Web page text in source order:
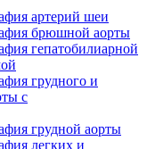
артерий шеи
брюшной аорты
гепатобилиарной
грудного и
с
грудной аорты
легких и